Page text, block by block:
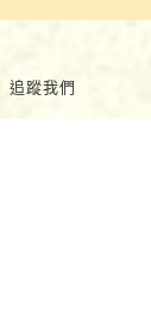
追蹤我們